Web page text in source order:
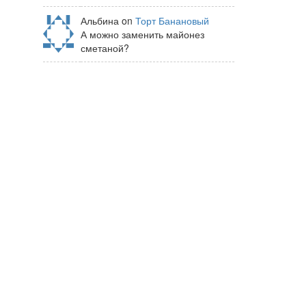
Альбина on Торт Банановый
А можно заменить майонез
сметаной?